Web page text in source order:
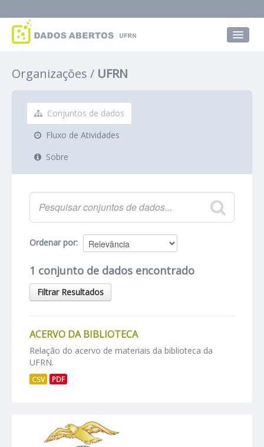
Grupos
Sobre
Organizações UFRN
Conjuntos de dados
Fluxo de Atividades
Sobre
Ordenar por
1 conjunto de dados encontrado
Filtrar Resultados
ACERVO DA BIBLIOTECA
Relação do acervo de materiais da biblioteca da
UFRN.
CSV PDF